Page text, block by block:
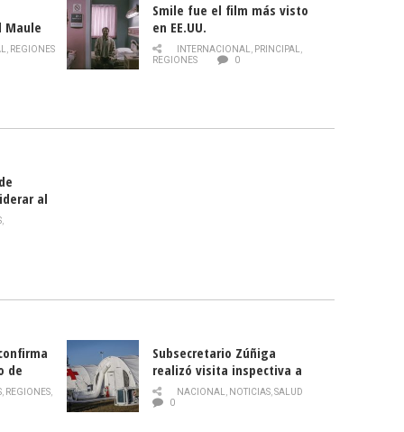
Maule
de la
, REGIONES
Smile fue el film más visto
en EE.UU.
INTERNACIONAL, PRINCIPAL,
REGIONES
0
al
,
de
, REGIONES,
Subsecretario Zúñiga
realizó visita inspectiva a
Hospital Modular Sótero del
Río
NACIONAL, NOTICIAS,SALUD
0